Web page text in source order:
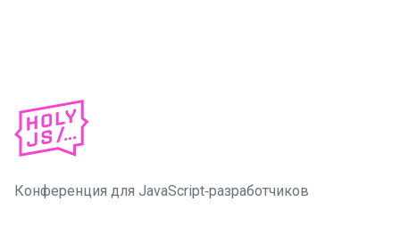
Конференция для JavaScript‑разработчиков